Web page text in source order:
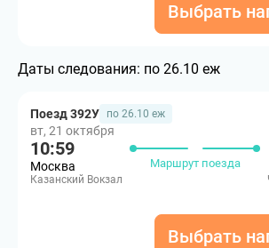
Выбрать
Даты следования: по 26.10 еж
Поезд 392У по 26.10 еж
вт, 21 октября
10:59
Москва
Казанский Вокзал
Маршрут поезда
Выбрать